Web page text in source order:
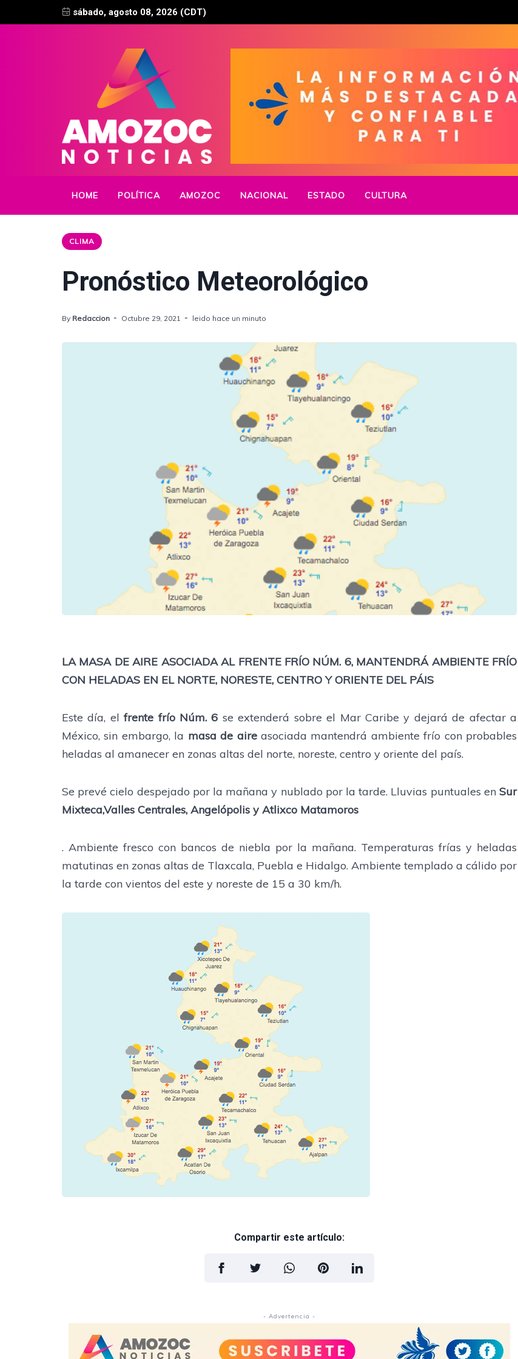
sábado, agosto 08, 2026 (CDT)
HOME POLÍTICA AMOZOC NACIONAL ESTADO CULTURA
CLIMA
Pronóstico Meteorológico
By Redaccion Octubre 29, 2021 leido hace un minuto
LA MASA DE AIRE ASOCIADA AL FRENTE FRÍO NÚM. 6, MANTENDRÁ AMBIENTE FRÍO
CON HELADAS EN EL NORTE, NORESTE, CENTRO Y ORIENTE DEL PÁIS
Este día, elfrente frío Núm. 6 se extenderá sobre el Mar Caribe y dejará de afectar a
México, sin embargo, la masa de aireasociada mantendrá ambiente frío con probables
heladas al amanecer en zonas altas del norte, noreste, centro y oriente del país.
Se prevé cielo despejado por la mañana y nublado por la tarde. Lluvias puntuales enSur
Mixteca,Valles Centrales, Angelópolis y Atlixco Matamoros
. Ambiente fresco con bancos de niebla por la mañana. Temperaturas frías y heladas
matutinas en zonas altas de Tlaxcala, Puebla e Hidalgo. Ambiente templado a cálido por
la tarde con vientos del este y noreste de 15 a 30 km/h.
Compartir este artículo:
- Advertencia -